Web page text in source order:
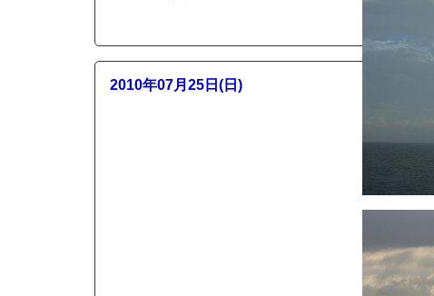
2010年07月25日(日)